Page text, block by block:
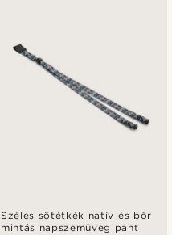
Széles sötétkék natív és bőr
mintás napszemüveg pánt